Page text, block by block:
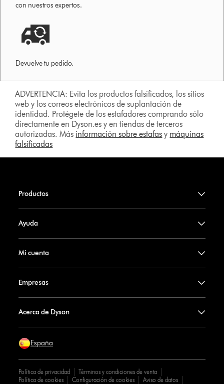
con nuestros expertos.
Devuelve tu pedido.
ADVERTENCIA: Evita los productos falsificados, los sitios
web y los correos electrónicos de suplantación de
identidad. Protégete de los estafadores comprando sólo
directamente en Dyson.es y en tiendas de terceros
autorizadas. Más información sobre estafas y máquinas
falsificadas
Productos
Ayuda
Mi cuenta
Empresas
Acerca de Dyson
España
Política de privacidad
Términos y condiciones de venta
Política de cookies
Configuración de cookies
Aviso de datos